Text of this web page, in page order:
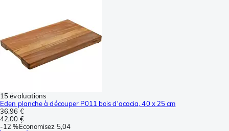
15 évaluations
Eden planche à découper P011 bois d'acacia, 40 x 25 cm
36,96 €
42,00 €
-12 %Économisez 5,04